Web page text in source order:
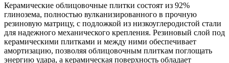
Керамические облицовочные плитки состоят из 92%
глинозема, полностью вулканизированного в прочную
резиновую матрицу, с подложкой из низкоуглеродистой стали
для надежного механического крепления. Резиновый слой под
керамическими плитками и между ними обеспечивает
амортизацию, позволяя облицовочным плиткам поглощать
энергию удара, а керамическая поверхность обладает